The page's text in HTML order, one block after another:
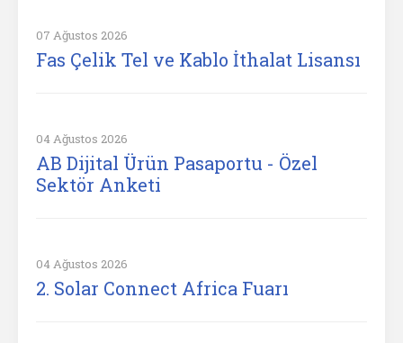
07 Ağustos 2026
Fas Çelik Tel ve Kablo İthalat Lisansı
04 Ağustos 2026
AB Dijital Ürün Pasaportu - Özel
Sektör Anketi
04 Ağustos 2026
2. Solar Connect Africa Fuarı